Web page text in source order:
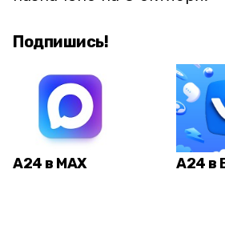
Подпишись!
А24 в MAX А24 в